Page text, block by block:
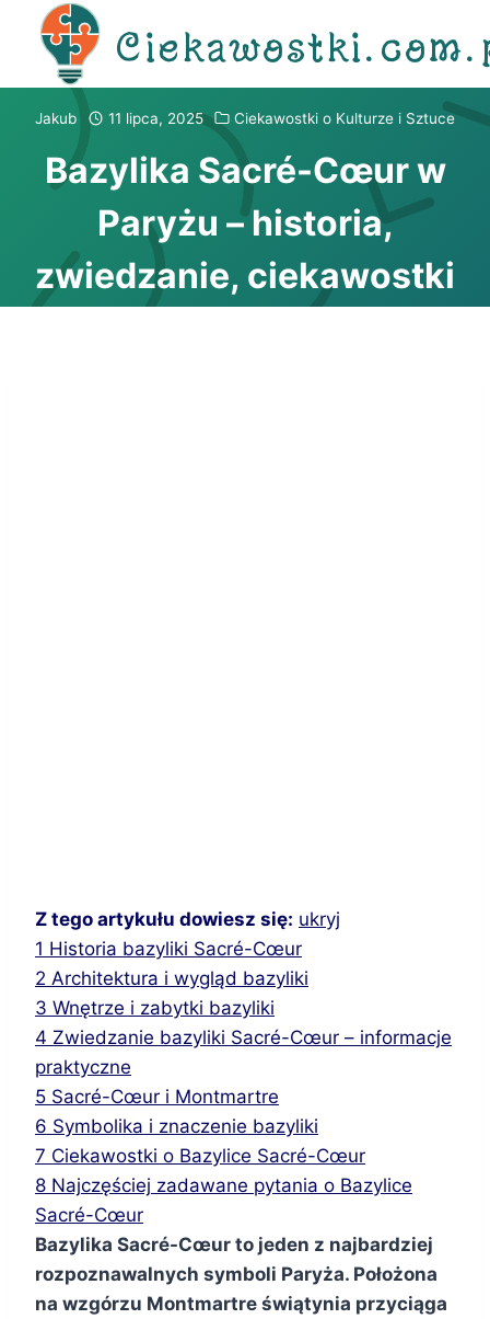
Przejdź
Jakub 11 lipca, 2025 Ciekawostki o Kulturze i Sztuce
Bazylika Sacré-Cœur w
Paryżu – historia,
zwiedzanie, ciekawostki
Z tego artykułu dowiesz się: ukryj
1 Historia bazyliki Sacré-Cœur
2 Architektura i wygląd bazyliki
3 Wnętrze i zabytki bazyliki
4 Zwiedzanie bazyliki Sacré-Cœur – informacje
praktyczne
5 Sacré-Cœur i Montmartre
6 Symbolika i znaczenie bazyliki
7 Ciekawostki o Bazylice Sacré-Cœur
8 Najczęściej zadawane pytania o Bazylice
Sacré-Cœur
Bazylika Sacré-Cœur to jeden z najbardziej
rozpoznawalnych symboli Paryża. Położona
na wzgórzu Montmartre świątynia przyciąga